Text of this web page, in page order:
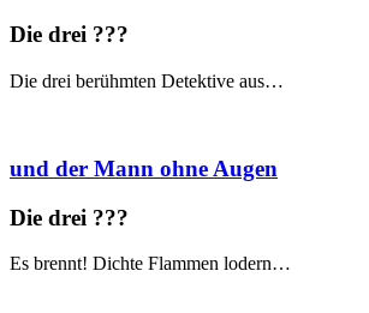
Die drei ???
Die drei berühmten Detektive aus…
und der Mann ohne Augen
Die drei ???
Es brennt! Dichte Flammen lodern…